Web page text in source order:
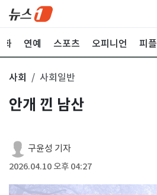
화 연예 스포츠 오피니언 피플
사회 사회일반
안개 낀 남산
구윤성 기자
2026.04.10 오후 04:27